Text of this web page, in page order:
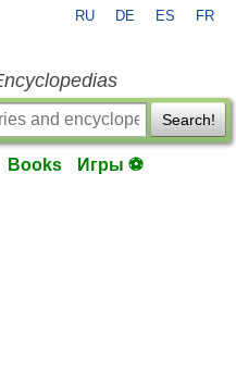
RU DE ES FR
Search!
Books Игры ⚽